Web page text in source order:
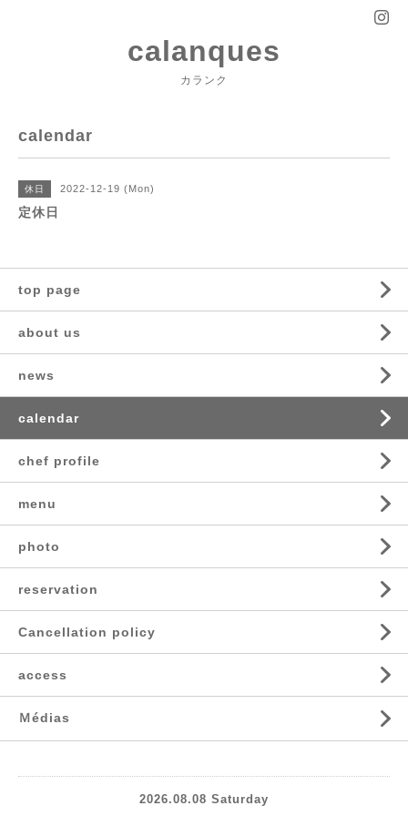
calanques
カランク
calendar
休日 2022-12-19 (Mon)
定休日
top page
about us
news
calendar
chef profile
menu
photo
reservation
Cancellation policy
access
Ｍédias
2026.08.08 Saturday